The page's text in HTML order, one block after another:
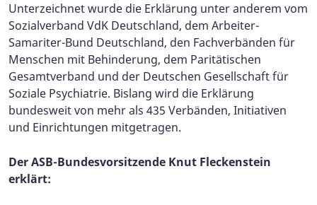
Unterzeichnet wurde die Erklärung unter anderem vom
Sozialverband VdK Deutschland, dem Arbeiter-
Samariter-Bund Deutschland, den Fachverbänden für
Menschen mit Behinderung, dem Paritätischen
Gesamtverband und der Deutschen Gesellschaft für
Soziale Psychiatrie. Bislang wird die Erklärung
bundesweit von mehr als 435 Verbänden, Initiativen
und Einrichtungen mitgetragen.
Der ASB-Bundesvorsitzende Knut Fleckenstein
erklärt: